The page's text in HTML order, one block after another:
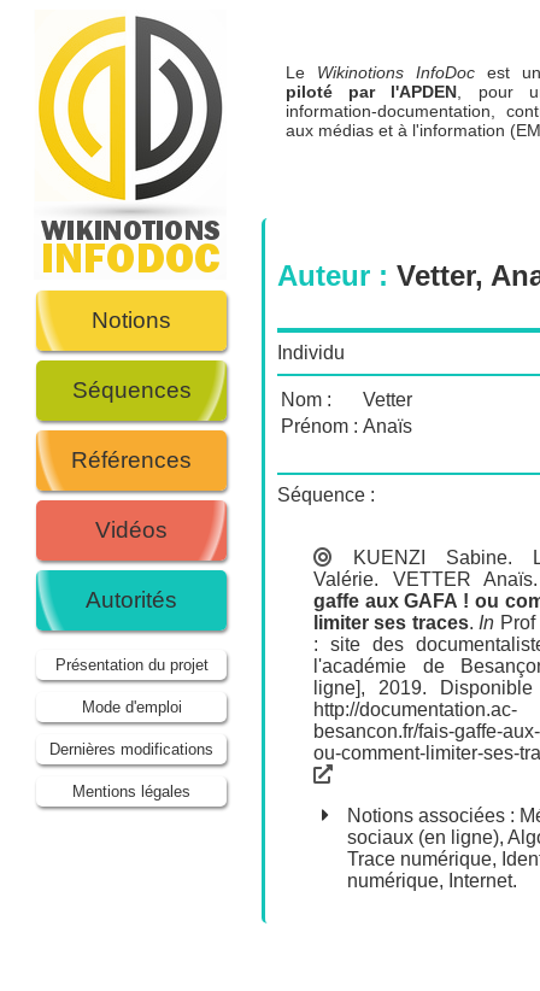
Notions
Séquences
Références
Vidéos
Autorités
Présentation du projet
Mode d'emploi
Dernières modifications
Mentions légales
Le Wikinotions InfoDoc est
piloté par l'APDEN, pour
information-documentation,
aux médias et à l'information
Auteur : Vetter,
Individu
Nom :
Vetter
Prénom : Anaïs
Séquence :
KUENZI Sabine.
Valérie. VETTER Anaïs
gaffe aux GAFA ! ou
limiter ses traces. In
: site des
l'académie de
ligne], 2019.
http://documentation.ac-
besancon.fr/fais-gaffe-
ou-comment-limiter-ses-
Notions associées :
sociaux (en ligne),
Trace numérique,
numérique, Internet.